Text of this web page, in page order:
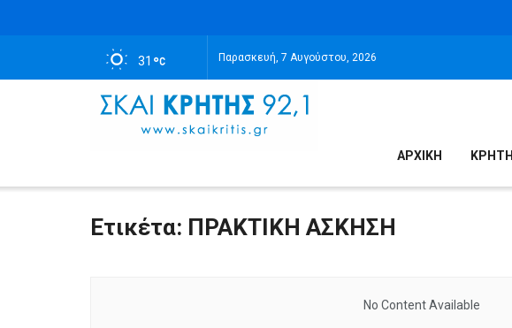
31 Παρασκευή, 7 Αυγούστου, 2026
ΑΡΧΙΚΉ ΚΡΗΤΗ
Ετικέτα: ΠΡΑΚΤΙΚΗ ΑΣΚΗΣΗ
No Content Available